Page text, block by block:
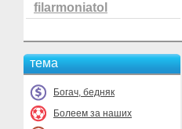
filarmoniatol
тема
Богач, бедняк
Болеем за наших